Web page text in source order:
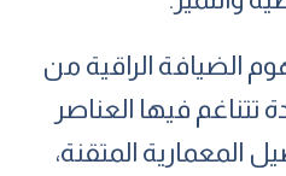
الضيافة الراقية من
فيها العناصر
المعمارية المتقنة،